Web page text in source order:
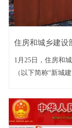
住房和城乡建设
1月25日，住房和
（以下简称“新城